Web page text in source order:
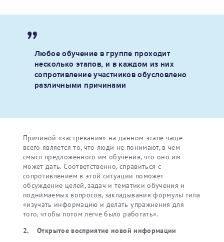
Любое обучение в группе проходит
несколько этапов, и в каждом из них
сопротивление участников обусловлено
различными причинами
Причиной «застревания» на данном этапе чаще
всего является то, что люди не понимают, в чем
смысл предложенного им обучения, что оно им
может дать. Соответственно, справиться с
сопротивлением в этой ситуации поможет
обсуждение целей, задач и тематики обучения и
поднимаемых вопросов, закладывания формулы типа
«изучать информацию и делать упражнения для
того, чтобы потом легче было работать».
2. Открытое восприятие новой информации